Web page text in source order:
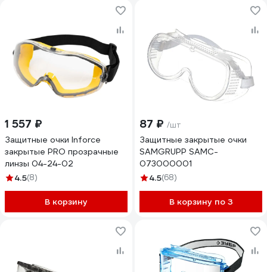
1 557 ₽
Защитные очки Inforce
закрытые PRO прозрачные
линзы 04-24-02
4.5(8)
В корзину
87 ₽ /шт
Защитные закрытые очки
SAMGRUPP SAMC-
073000001
4.5(68)
В корзину по 3